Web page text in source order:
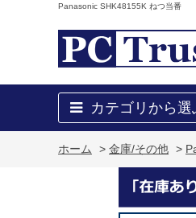
Panasonic SHK48155K ねつ当番
カテゴリから選
ホーム > 金庫/その他 >